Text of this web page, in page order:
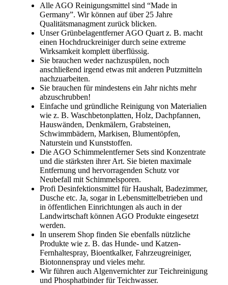
Alle AGO Reinigungsmittel sind “Made in
Germany”. Wir können auf über 25 Jahre
Qualitätsmanagment zurück blicken.
Unser Grünbelagentferner AGO Quart z. B. macht
einen Hochdruckreiniger durch seine extreme
Wirksamkeit komplett überflüssig.
Sie brauchen weder nachzuspülen, noch
anschließend irgend etwas mit anderen Putzmitteln
nachzuarbeiten.
Sie brauchen für mindestens ein Jahr nichts mehr
abzuschrubben!
Einfache und gründliche Reinigung von Materialien
wie z. B. Waschbetonplatten, Holz, Dachpfannen,
Hauswänden, Denkmälern, Grabsteinen,
Schwimmbädern, Markisen, Blumentöpfen,
Naturstein und Kunststoffen.
Die AGO Schimmelentferner Sets sind Konzentrate
und die stärksten ihrer Art. Sie bieten maximale
Entfernung und hervorragenden Schutz vor
Neubefall mit Schimmelsporen.
Profi Desinfektionsmittel für Haushalt, Badezimmer,
Dusche etc. Ja, sogar in Lebensmittelbetrieben und
in öffentlichen Einrichtungen als auch in der
Landwirtschaft können AGO Produkte eingesetzt
werden.
In unserem Shop finden Sie ebenfalls nützliche
Produkte wie z. B. das Hunde- und Katzen-
Fernhaltespray, Bioentkalker, Fahrzeugreiniger,
Biotonnenspray und vieles mehr.
Wir führen auch Algenvernichter zur Teichreinigung
und Phosphatbinder für Teichwasser.